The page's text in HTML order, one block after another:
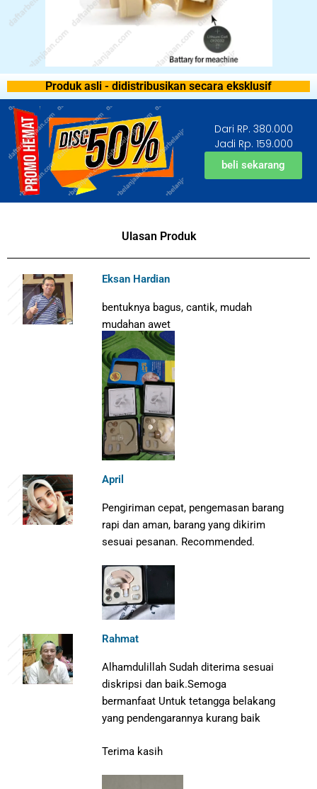
Produk asli - didistribusikan secara eksklusif
Dari RP. 380.000
Jadi Rp. 159.000
beli sekarang
Ulasan Produk
Eksan Hardian
bentuknya bagus, cantik, mudah
mudahan awet
April
Pengiriman cepat, pengemasan barang
rapi dan aman, barang yang dikirim
sesuai pesanan. Recommended.
Rahmat
AlhamdulillahSudah diterima sesuai
diskripsi dan baik.Semoga
bermanfaat Untuk tetangga belakang
yang pendengarannya kurang baik
Terima kasih